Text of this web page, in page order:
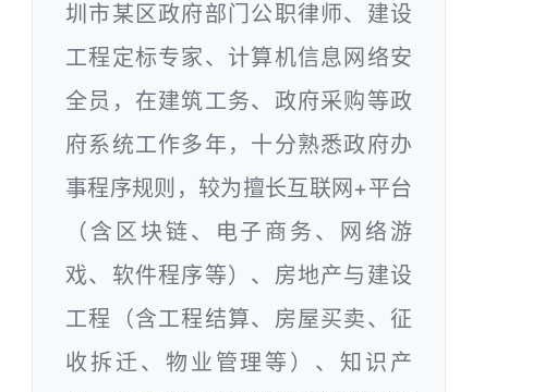
圳市某区政府部门公职律师、建设
工程定标专家、计算机信息网络安
全员，在建筑工务、政府采购等政
府系统工作多年，十分熟悉政府办
事程序规则，较为擅长互联网+平台
（含区块链、电子商务、网络游
戏、软件程序等）、房地产与建设
工程（含工程结算、房屋买卖、征
收拆迁、物业管理等）、知识产